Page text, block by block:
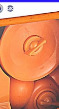
schnitt
Schalter heraus,
Interne